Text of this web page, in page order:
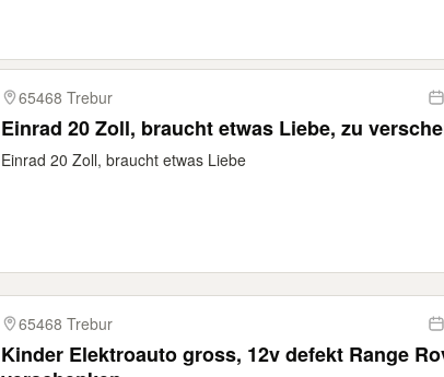
65468 Trebur
Einrad 20 Zoll, braucht etwas Liebe, zu
Einrad 20 Zoll, braucht etwas Liebe
65468 Trebur
Kinder Elektroauto gross, 12v defekt Range